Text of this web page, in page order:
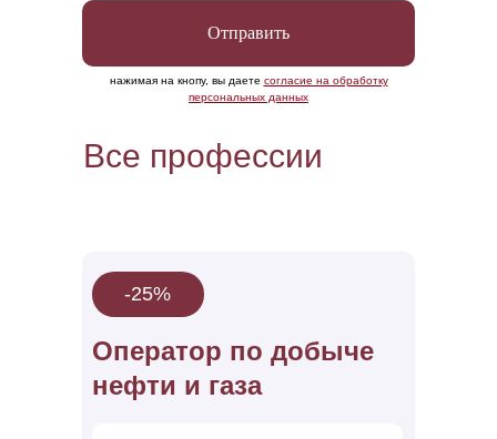
Отправить
нажимая на кнопу, вы даете согласие на обработку
персональных данных
Все профессии
Опе ратор по добыче
нефти и газа
-25%